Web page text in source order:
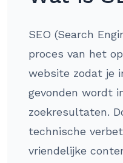
SEO (Search
proces van het
website zodat je
gevonden wordt
zoekresultaten.
technische
vriendelijke